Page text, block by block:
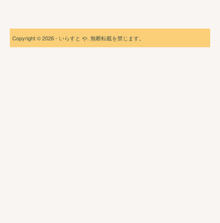
Copyright © 2026 - いらすと や. 無断転載を禁じます。